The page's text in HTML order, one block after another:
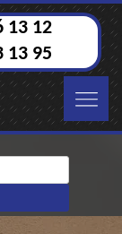
13 12
13 95